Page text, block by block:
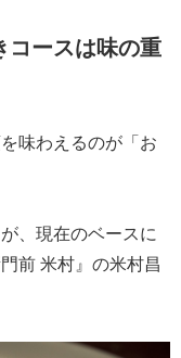
コースは味の重
味わえるのが「お
、現在のベースに
前 米村』の米村昌